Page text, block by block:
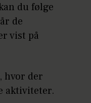
du følge
de
vist på
hvor der
aktiviteter.